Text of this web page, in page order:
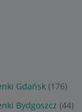
Gdańsk (176)
Bydgoszcz (44)